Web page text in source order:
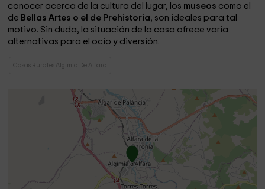
conocer acerca de la cultura del lugar, los museos como el
de Bellas Artes o el de Prehistoria, son ideales para tal
motivo. Sin duda, la situación de la casa ofrece varia
alternativas para el ocio y diversión.
Casas Rurales Algimia De Alfara